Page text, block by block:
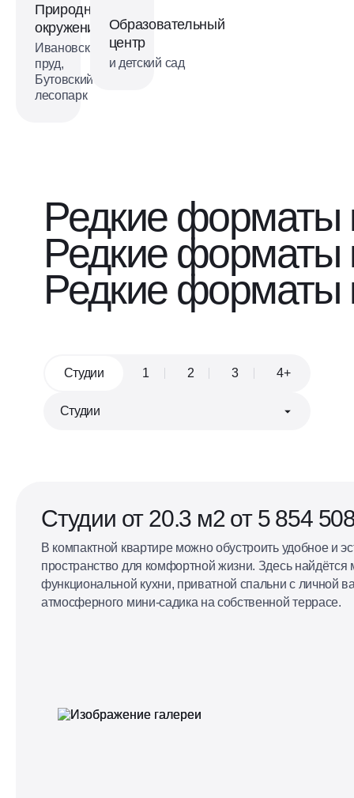
Природное
окружение
Ивановский
пруд,
Бутовский
лесопарк
Образовательный
центр
и детский сад
Редкие форматы
Редкие форматы
Редкие форматы
Студии 1 2 3 4+
Студии от 20.3 м2 от 5 854
В компактной квартире можно обустроить удобное и
пространство для комфортной жизни. Здесь найдётся
функциональной кухни, приватной спальни с личной
атмосферного мини-садика на собственной террасе.